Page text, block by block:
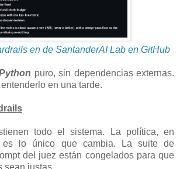
en de SantanderAI Lab en GitHub
puro, sin dependencias externas.
en una tarde.
todo el sistema. La política, en
es lo único que cambia. La suite de
del juez están congelados para que
sean justas.